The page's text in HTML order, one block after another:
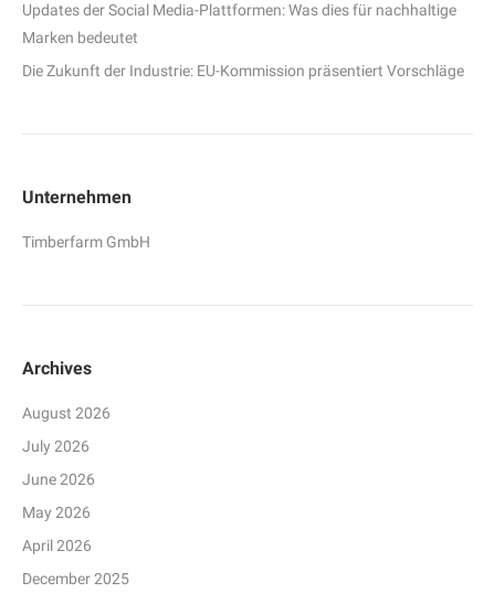
Updates der Social Media-Plattformen: Was dies für nachhaltige
Marken bedeutet
Die Zukunft der Industrie: EU-Kommission präsentiert Vorschläge
Unternehmen
Timberfarm GmbH
Archives
August 2026
July 2026
June 2026
May 2026
April 2026
December 2025